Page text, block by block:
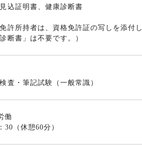
込証明書、健康診断書
免許所持者は、資格免許証の写しを添
断書」は不要です。）
査・筆記試験（一般常識）
働
30（休憩60分）